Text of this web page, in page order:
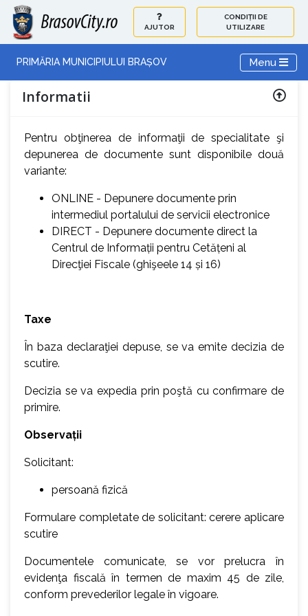
AJUTOR
CONDIȚII DE
UTILIZARE
PRIMĂRIA MUNICIPIULUI BRAȘOV Toggle
Menu
Informatii
Pentru obţinerea de informaţii de specialitate şi
depunerea de documente sunt disponibile două
variante:
ONLINE - Depunere documente prin
intermediul portalului de servicii electronice
DIRECT - Depunere documente direct la
Centrul de Informații pentru Cetățeni al
Direcţiei Fiscale (ghişeele 14 și 16)
Taxe
În baza declaraţiei depuse, se va emite decizia de
scutire.
Decizia se va expedia prin poştă cu confirmare de
primire.
Observații
Solicitant:
persoană fizică
Formulare completate de solicitant: cerere aplicare
scutire
Documentele comunicate, se vor prelucra în
evidenţa fiscală în termen de maxim 45 de zile,
conform prevederilor legale în vigoare.